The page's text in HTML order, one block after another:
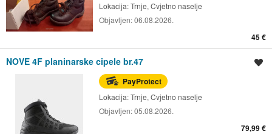
Lokacija:Trnje, Cvjetno naselje
Objavljen:06.08.2026.
45 €
NOVE 4F planinarske cipele br.47
PayProtect
Lokacija:Trnje, Cvjetno naselje
Objavljen:05.08.2026.
79,99 €